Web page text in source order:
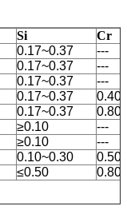
Si
Cr
0.17~0.37
---
0.17~0.37
---
0.17~0.37
---
0.17~0.37
0.17~0.37
≥0.10
---
≥0.10
---
0.10~0.30
≤0.50